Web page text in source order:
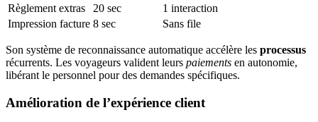
Règlement extras
20 sec
1 interaction
Impression facture 8 sec Sans file
Son système de reconnaissance automatique accélère les processus
récurrents. Les voyageurs valident leurs paiements en autonomie,
libérant le personnel pour des demandes spécifiques.
Amélioration de l’expérience client